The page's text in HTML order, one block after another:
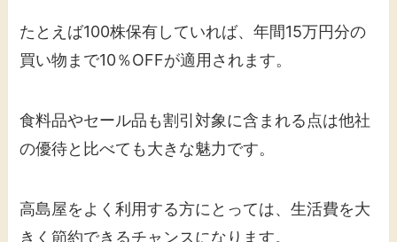
たとえば100株保有していれば、年間15万円分の
買い物まで10％OFFが適用されます。
食料品やセール品も割引対象に含まれる点は他社
の優待と比べても大きな魅力です。
高島屋をよく利用する方にとっては、生活費を大
きく節約できるチャンスになります。